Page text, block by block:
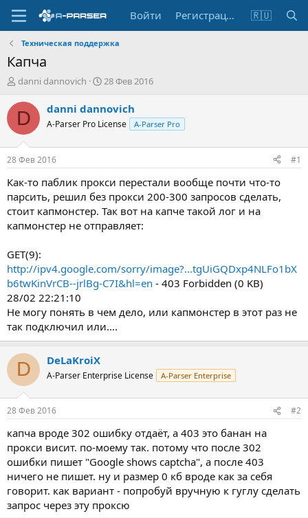
Войти Регистрация 🇷🇺
Техническая поддержка
Капча
А
т
т
е
м
ы
danni dannovich
Д
т
н
а
л
28 Фев 2016
D danni dannovich
A-Parser Pro License A-Parser Pro
28 Фев 2016 #1
Как-то паблик прокси перестали вообще почти что-то
парсить, решил без прокси 200-300 запросов сделать,
стоит капмонстер. Так вот на капче такой лог и на
капмонстер не отправляет:
GET(9):
http://ipv4.google.com/sorry/image?...tgUiGQDxp4NLFo1bX
b6twKinVrCB--jrlBg-C7I&hl=en - 403 Forbidden (0 KB)
28/02 22:21:10
Не могу понять в чем дело, или капмонстер в этот раз не
так подключил или....
D DeLaKroiX
A-Parser Enterprise License A-Parser Enterprise
28 Фев 2016 #2
капча вроде 302 ошибку отдаёт, а 403 это банан на
прокси висит. по-моему так. потому что после 302
ошибки пишет "Google shows captcha", а после 403
ничего не пишет. ну и размер 0 кб вроде как за себя
говорит. как вариант - попробуй вручную к гуглу сделать
запрос через эту проксю